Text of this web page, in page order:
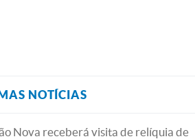
NOTÍCIAS
Nova receberá visita de relíquia de